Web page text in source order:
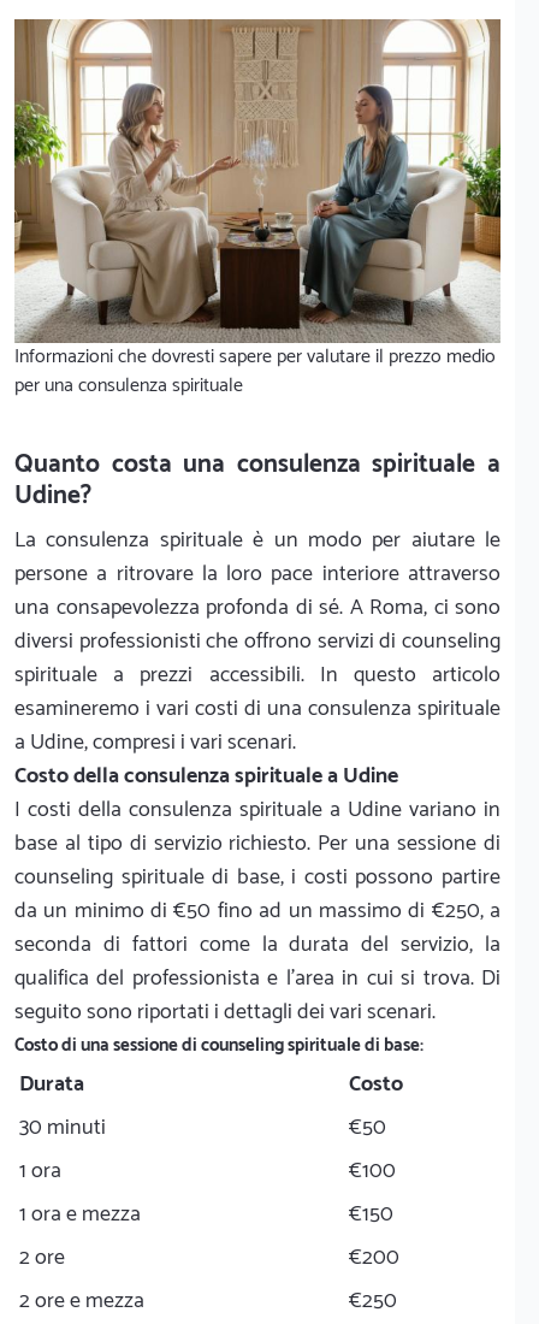
Informazioni che dovresti sapere per valutare il prezzo medio
per una consulenza spirituale
Quanto costa una consulenza spirituale a
Udine?
La consulenza spirituale è un modo per aiutare le
persone a ritrovare la loro pace interiore attraverso
una consapevolezza profonda di sé. A Roma, ci sono
diversi professionisti che offrono servizi di counseling
spirituale a prezzi accessibili. In questo articolo
esamineremo i vari costi di una consulenza spirituale
a Udine, compresi i vari scenari.
Costo della consulenza spirituale a Udine
I costi della consulenza spirituale a Udine variano in
base al tipo di servizio richiesto. Per una sessione di
counseling spirituale di base, i costi possono partire
da un minimo di €50 fino ad un massimo di €250, a
seconda di fattori come la durata del servizio, la
qualifica del professionista e l'area in cui si trova. Di
seguito sono riportati i dettagli dei vari scenari.
Costo di una sessione di counseling spirituale di base:
Durata
Costo
30 minuti
€50
1 ora
€100
1 ora e mezza
€150
2 ore
€200
2 ore e mezza
€250